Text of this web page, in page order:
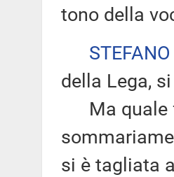
tono della
della Lega,
Ma quale
si è tagliata